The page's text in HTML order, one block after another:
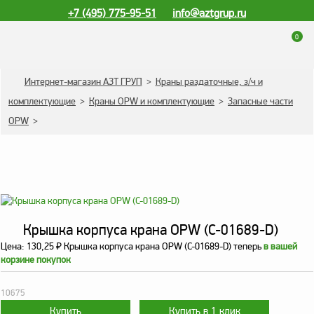
+7 (495) 775-95-51 info@aztgrup.ru
0
КАТАЛОГ ПРОДУКЦИИ
Топливораздаточные
колонки
для электромобилей
Погружные насосы к
ТРК и ГРК
Запасные части к ТРК
Электронное
Интернет-магазин АЗТ ГРУП > Краны раздаточные, з/ч и
комплектующие > Краны OPW и комплектующие > Запасные части
OPW >
Крышка корпуса крана OPW (C-01689-D)
Цена: 130,25₽Крышка корпуса крана OPW (C-01689-D) теперьв вашей
корзине покупок
10675